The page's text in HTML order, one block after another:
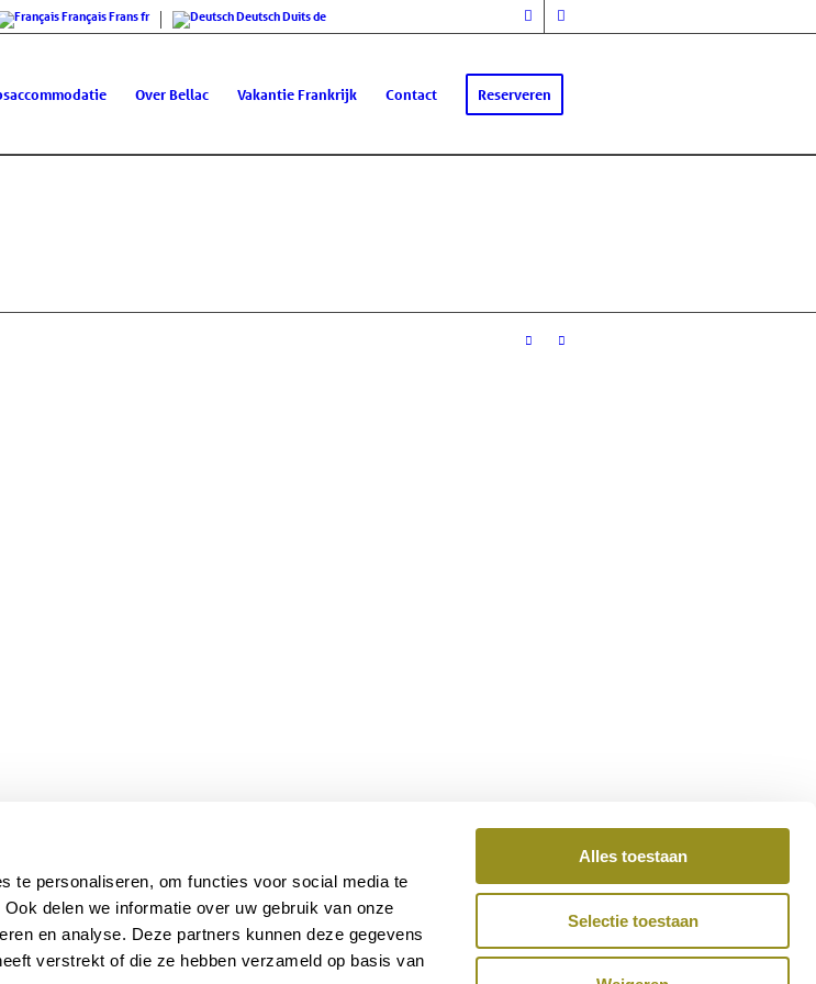
te personaliseren, om functies voor social media te
delen we informatie over uw gebruik van onze
en analyse. Deze partners kunnen deze gegevens
verstrekt of die ze hebben verzameld op basis van
Alles toestaan
Selectie toestaan
FrançaisFransfr DeutschDuitsde
Over Bellac Vakantie Frankrijk Contact Reserveren